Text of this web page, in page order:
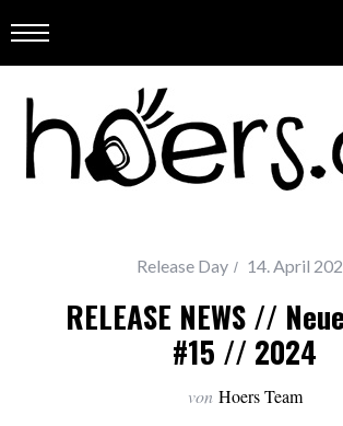
Release Day 14. April
RELEASE NEWS //
#15 // 2024
von Hoers Team